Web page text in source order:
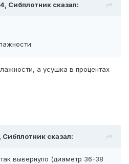
Сибплотник сказал:
а усушка в процентах
Сибплотник сказал:
вывернуло (диаметр 36-38